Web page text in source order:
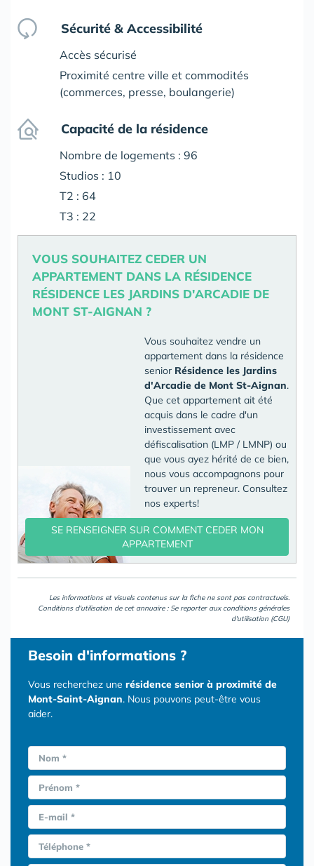
Sécurité & Accessibilité
Accès sécurisé
Proximité centre ville et commodités
(commerces, presse, boulangerie)
Capacité de la résidence
Nombre de logements : 96
Studios : 10
T2 : 64
T3 : 22
VOUS SOUHAITEZ CEDER UN
APPARTEMENT DANS LA RÉSIDENCE
RÉSIDENCE LES JARDINS D'ARCADIE DE
MONT ST-AIGNAN ?
Vous souhaitez vendre un
appartement dans la résidence
senior Résidence les Jardins
d'Arcadie de Mont St-Aignan.
Que cet appartement ait été
acquis dans le cadre d'un
investissement avec
défiscalisation (LMP / LMNP) ou
que vous ayez hérité de ce bien,
nous vous accompagnons pour
trouver un repreneur. Consultez
nos experts!
SE RENSEIGNER SUR COMMENT CEDER MON
APPARTEMENT
Les informations et visuels contenus sur la fiche ne sont pas contractuels.
Conditions d'utilisation de cet annuaire : Se reporter aux conditions générales
d'utilisation (CGU)
Besoin d'informations ?
Vous recherchez une résidence senior à proximité de
Mont-Saint-Aignan. Nous pouvons peut-être vous
aider.
Nom *
Prénom *
E-mail *
Téléphone *